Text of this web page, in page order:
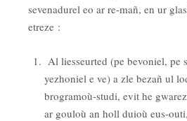
sevenadurel eo ar re-mañ, en ur
etreze :
Al liesseurted (pe bevoniel, pe
yezhoniel e ve) a zle bezañ ul
brogramoù-studi, evit he
ar gouloù an holl duioù eus-